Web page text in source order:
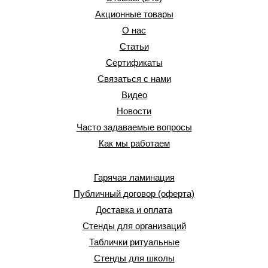
Акционные товары
О нас
Статьи
Сертификаты
Связаться с нами
Видео
Новости
Часто задаваемые вопросы
Как мы работаем
Гарячая ламинация
Публичный договор (оферта)
Доставка и оплата
Стенды для организаций
Таблички ритуальные
Стенды для школы